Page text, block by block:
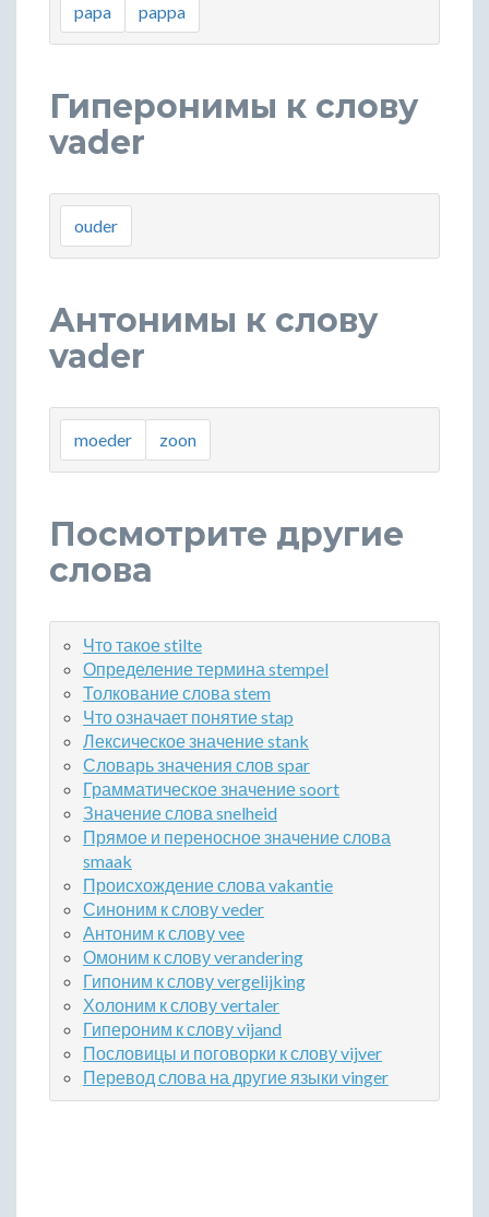
papa pappa
Гиперонимы к слову
vader
ouder
Антонимы к слову
vader
moeder zoon
Посмотрите другие
слова
Что такое stilte
Определение термина stempel
Толкование слова stem
Что означает понятие stap
Лексическое значение stank
Словарь значения слов spar
Грамматическое значение soort
Значение слова snelheid
Прямое и переносное значение слова
smaak
Происхождение слова vakantie
Синоним к слову veder
Антоним к слову vee
Омоним к слову verandering
Гипоним к слову vergelijking
Холоним к слову vertaler
Гипероним к слову vijand
Пословицы и поговорки к слову vijver
Перевод слова на другие языки vinger